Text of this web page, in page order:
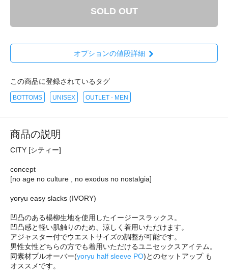
SOLD OUT
オプションの値段詳細
この商品に登録されているタグ
BOTTOMS UNISEX OUTLET - MEN
商品の説明
CITY [シティー]
concept
[no age no culture , no exodus no nostalgia]
yoryu easy slacks (IVORY)
凹凸のある楊柳生地を使用したイージースラックス。
凹凸感と軽い肌触りのため、涼しく着用いただけます。
アジャスター付でウエストサイズの調整が可能です。
男性女性どちらの方でも着用いただけるユニセックスアイテム。
同素材プルオーバー(yoryu half sleeve PO)とのセットアップ も
オススメです。